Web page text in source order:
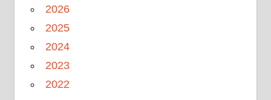
2026
2025
2024
2023
2022